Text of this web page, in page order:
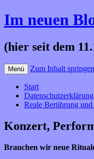
Im neuen
(hier seit dem
Menü Zum Inhalt springen
Start
Datenschutzerklärung
Reale Berührung
Konzert,
Brauchen wir neue